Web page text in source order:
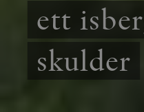
ett
skulder